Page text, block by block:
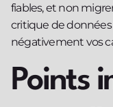
fiables, et non
critique de
négativement vos
Points